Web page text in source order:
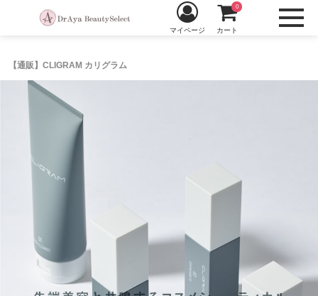
【通販】CLIGRAM カリグラム
マイページ カート
0